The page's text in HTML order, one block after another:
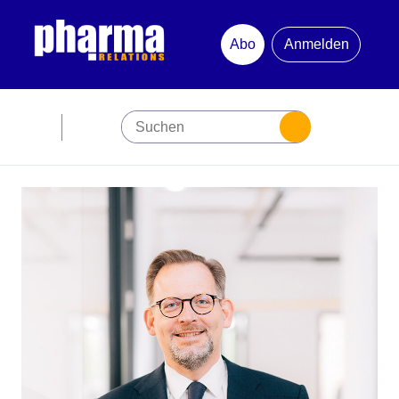
Abo
Anmelden
Newsletter